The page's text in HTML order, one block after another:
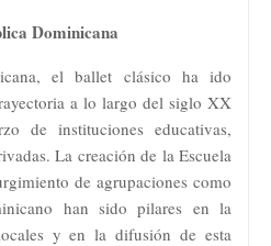
Dominicana
el ballet clásico ha ido
a lo largo del siglo XX
de instituciones educativas,
La creación de la Escuela
de agrupaciones como
han sido pilares en la
y en la difusión de esta